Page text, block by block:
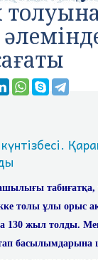
табиғатқа,
толы ұлы орыс
130 жыл толды.
басылымдарына